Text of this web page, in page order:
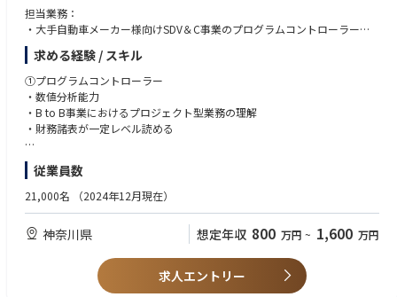
・担当仕入先の経営管理
Excel、Access、Word、PowerPointなどの基本的なPCスキル
担当業務：
・大手自動車メーカー様向けSDV＆C事業のプログラムコントローラー
現行の21＆24CYに加えて次期モデルも担当
期待する役割：
・事業とファイナンスに通じたプロフェッショナルとしてプログラム収
支・財務管理を担い、プログラムマネージャー（PM）と共に、収益性の
高い受注と受注プログラムの収支・財務改善を推進する。
・中立性あるビジネスパートナーとして、プログラム収支の客観性、正確
・プログラムマネージャーをプログラム収支・財務管理業務から解放し、
本来業務であるプログラムの製造、販売、開発等における進捗管理と目標
達成のための活動に専念させる。
・プログラム収支・財務課題を経営層に適宜上程し、課題解決のための意
思決定を促し、解決策の立案と推進を関連部門と行う。
●具体的な仕事内容
・担当するプログラムの収支計算、分析、課題提起、エスカレーション
求める経験 / スキル
①プログラムコントローラー
・数値分析能力
・B to B事業におけるプロジェクト型業務の理解
・財務諸表が一定レベル読める
（あれば尚可）
・英語でのコミュニケーション能力
・車載事業に対する基本的な理解
【人柄・コンピテンシー】
・強い課題解決志向がある
・ファクトベースで建設的にチャレンジできる
②データスペシャリスト
従業員数
21,000名 （2024年12月現在）
神奈川県 想定年収 800 万円 ~ 1,600 万円
求人エントリー